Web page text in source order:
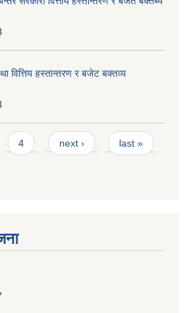
वित्तिय हस्तान्तरण र बजेट बक्तव्य
4 next › last »